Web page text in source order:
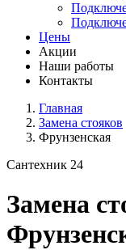
Цены
Акции
Наши работы
Контакты
Главная
Замена стояков
Фрунзенская
Сантехник 24
Замена